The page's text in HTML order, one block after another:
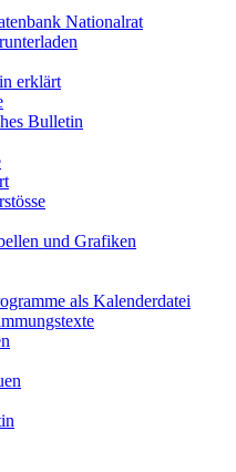
Nationalrat
erklärt
Bulletin
und Grafiken
als Kalenderdatei